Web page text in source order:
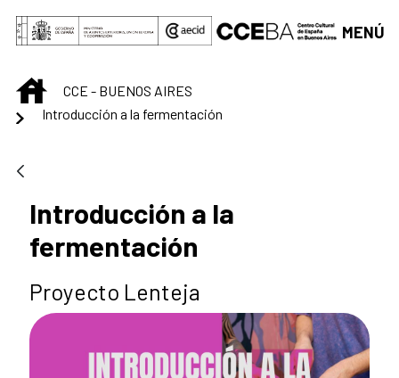
Saltar al contenido principal
MENÚ
INICIOCCE - BUENOS AIRES
Introducción a la fermentación
Introducción a la
fermentación
Proyecto Lenteja